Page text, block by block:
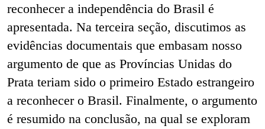
reconhecer a independência do Brasil é
apresentada. Na terceira seção, discutimos as
evidências documentais que embasam nosso
argumento de que as Províncias Unidas do
Prata teriam sido o primeiro Estado estrangeiro
a reconhecer o Brasil. Finalmente, o argumento
é resumido na conclusão, na qual se exploram